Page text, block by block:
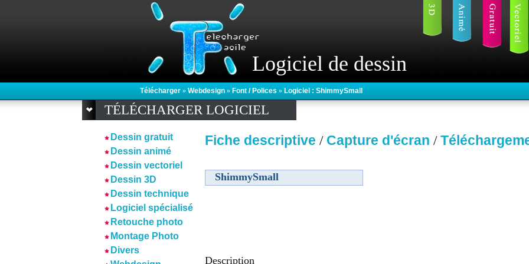
Logiciel de dessin
Télécharger » Webdesign » Font / Polices » Logiciel : ShimmySmall
TÉLÉCHARGER LOGICIEL
Dessin gratuit
Dessin animé
Dessin vectoriel
Dessin 3D
Dessin technique
Logiciel spécialisé
Retouche photo
Montage Photo
Divers
Fiche descriptive / Capture d'écran /
ShimmySmall
Description